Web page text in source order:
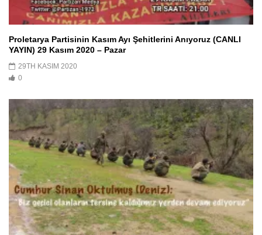
Proletarya Partisinin Kasım Ayı Şehitlerini Anıyoruz (CANLI
YAYIN) 29 Kasım 2020 – Pazar
29TH KASIM 2020
0